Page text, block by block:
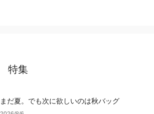
特集
まだ夏。でも次に欲しいのは秋バッグ